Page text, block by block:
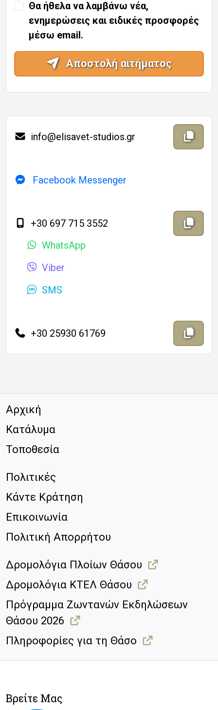
Θα ήθελα να λαμβάνω νέα,
ενημερώσεις και ειδικές προσφορές
μέσω email.
Αποστολή αιτήματος
info@elisavet-studios.gr
Facebook Messenger
+30 697 715 3552
WhatsApp
Viber
SMS
+30 25930 61769
Αρχική
Κατάλυμα
Τοποθεσία
Πολιτικές
Κάντε Κράτηση
Επικοινωνία
Πολιτική Απορρήτου
Δρομολόγια Πλοίων Θάσου
Δρομολόγια ΚΤΕΛ Θάσου
Πρόγραμμα Ζωντανών Εκδηλώσεων
Θάσου 2026
Πληροφορίες για τη Θάσο
Βρείτε Μας